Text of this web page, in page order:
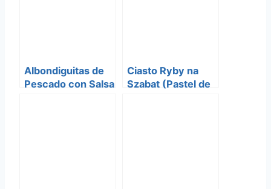
Albondiguitas de
Pescado con Salsa
Ciasto Ryby na
Szabat (Pastel de